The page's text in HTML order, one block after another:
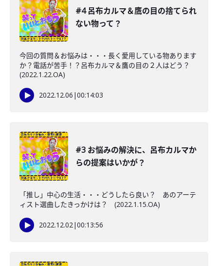
#4 呂布カルマ＆鷹の目の捨てられ
ない物って？
今回の質問＆お悩みは・・・長く愛用している物あります
か？電話が苦手！？呂布カルマ＆鷹の目の２人はどう？
(2022.1.22.OA)
2022.12.06 |00:14:03
#3 お悩みの解決に、呂布カルマか
らの提案はいかが？
「推し」中心の生活・・・どうしたら良い？ あのアーテ
ィスト選曲したきっかけは？ (2022.1.15.OA)
2022.12.02|00:13:56